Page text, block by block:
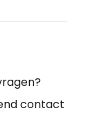
contact